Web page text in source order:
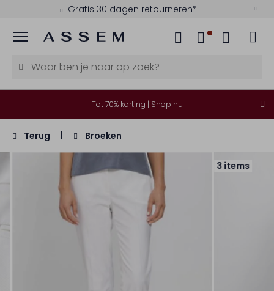
Gratis 30 dagen retourneren*
Menu
Tot 70% korting | Shop nu
Terug Broeken
3 items